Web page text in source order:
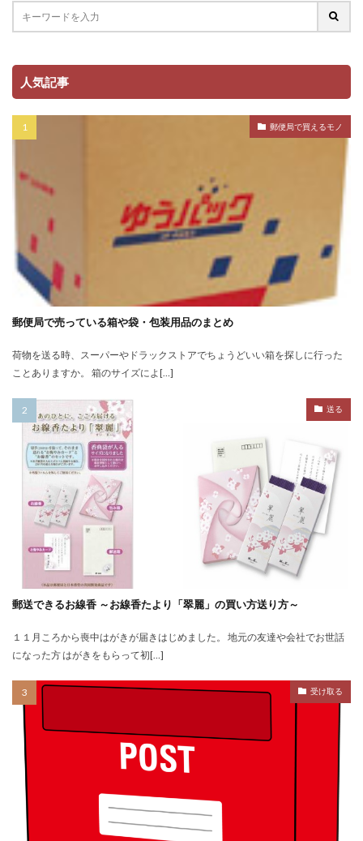
人気記事
郵便局で買えるモノ
郵便局で売っている箱や袋・包装用品のまとめ
荷物を送る時、スーパーやドラックストアでちょうどいい箱を探しに行った
ことありますか。 箱のサイズによ[…]
送る
郵送できるお線香 ～お線香たより「翠麗」の買い方送り方～
１１月ころから喪中はがきが届きはじめました。 地元の友達や会社でお世話
になった方 はがきをもらって初[…]
受け取る